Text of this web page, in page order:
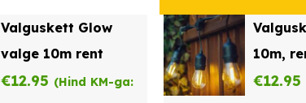
Valguskett Glow
valge 10m rent
€12.95 (Hind KM-ga:
10m,
€12.95